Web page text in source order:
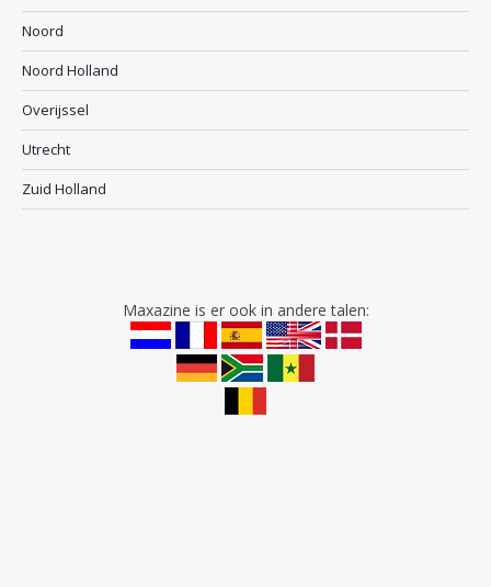
Noord
Noord Holland
Overijssel
Utrecht
Zuid Holland
Maxazine is er ook in andere talen: